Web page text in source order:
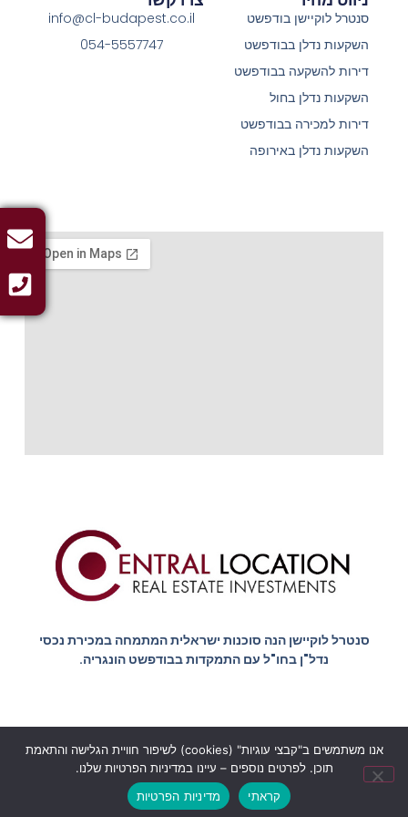
סנטרל לוקיישן הנה סוכנות ישראלית המתמחה במכירת נכסי
נדל"ן בחו"ל עם התמקדות בבודפשט הונגריה.
סנטרל לוקיישן בודפשט
השקעות נדלן בבודפשט
דירות להשקעה בבודפשט
השקעות נדלן בחול
דירות למכירה בבודפשט
השקעות נדלן באירופה
info@cl-budapest.co.il
054-5557747
הצהרת נגישותמדיניות הפרטיות
© כל הזכויות שמורות סנטרל לוקיישן בודפשט - Central location
budapest
אנו משתמשים ב"קבצי עוגיות" (cookies) לשיפור חוויית הגלישה והתאמת
תוכן. לפרטים נוספים – עיינו במדיניות הפרטיות שלנו.
קראתי
מדיניות הפרטיות